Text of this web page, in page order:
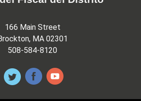
166 Main Street
MA 02301
508-584-8120